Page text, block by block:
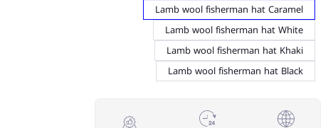
Lamb wool fisherman hat Caramel
Lamb wool fisherman hat White
Lamb wool fisherman hat Khaki
Lamb wool fisherman hat Black